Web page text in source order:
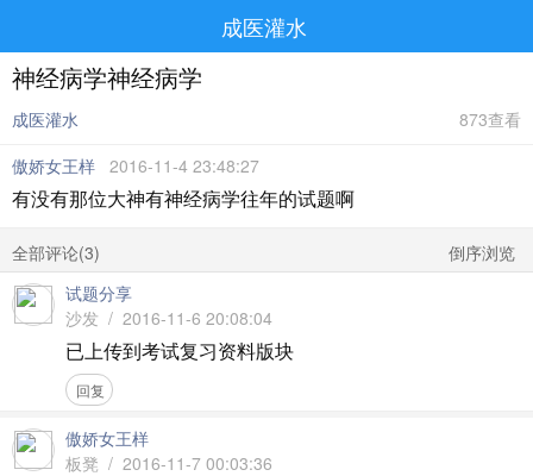
成医灌水
神经病学神经病学
成医灌水
873查看
傲娇女王样 2016-11-4 23:48:27
有没有那位大神有神经病学往年的试题啊
全部评论(3)
倒序浏览
试题分享
沙发 / 2016-11-6 20:08:04
已上传到考试复习资料版块
回复
傲娇女王样
板凳 / 2016-11-7 00:03:36